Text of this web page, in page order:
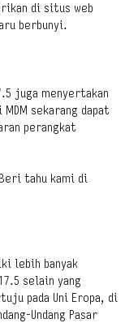
di situs web
berbunyi.
juga menyertakan
MDM sekarang dapat
perangkat
tahu kami di
lebih banyak
selain yang
pada Uni Eropa, di
Undang Pasar